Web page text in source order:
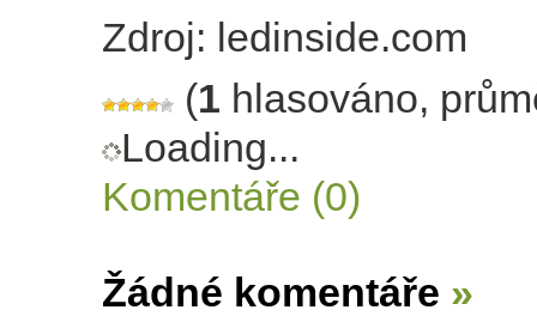
Zdroj: ledinside.com
(1 hlasováno,
Loading...
Komentáře (0)
Žádné komentáře »